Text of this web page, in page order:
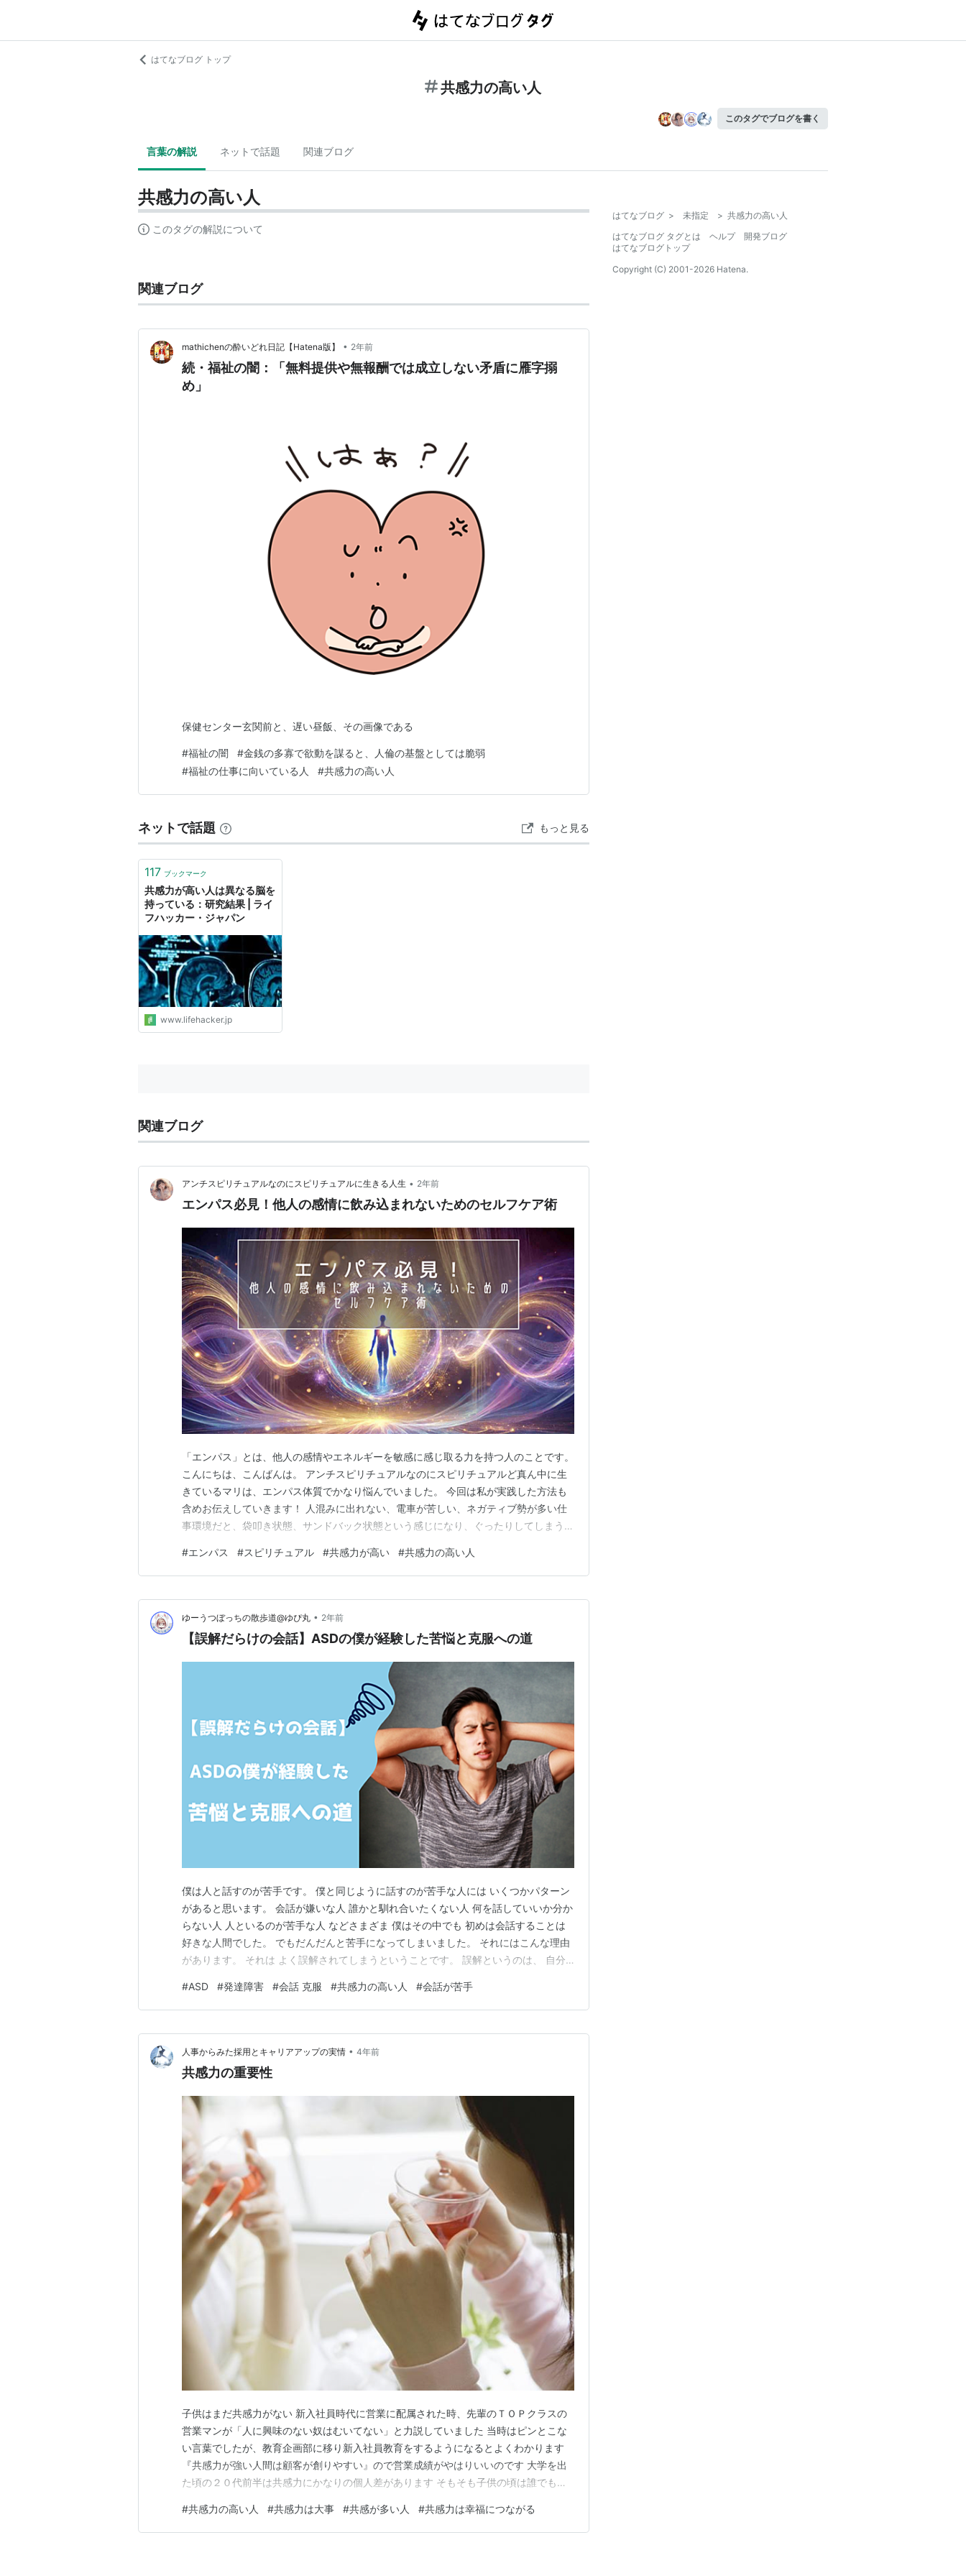
はてなブログ トップ
共感力の高い人
このタグでブログを書く
言葉の解説 ネットで話題 関連ブログ
共感力の高い人
このタグの解説について
関連ブログ
mathichenの酔いどれ日記【Hatena版】 • 2年前
続・福祉の闇：「無料提供や無報酬では成立しない矛盾に雁字搦
め」
保健センター玄関前と、遅い昼飯、その画像である
#福祉の闇 #金銭の多寡で欲動を謀ると、人倫の基盤としては脆弱
#福祉の仕事に向いている人 #共感力の高い人
ネットで話題 もっと見る
117 ブックマーク
共感力が高い人は異なる脳を
持っている：研究結果 | ライ
フハッカー・ジャパン
www.lifehacker.jp
関連ブログ
アンチスピリチュアルなのにスピリチュアルに生きる人生 • 2年前
エンパス必見！他人の感情に飲み込まれないためのセルフケア術
「エンパス」とは、他人の感情やエネルギーを敏感に感じ取る力を持つ人のことです。
こんにちは、こんばんは。 アンチスピリチュアルなのにスピリチュアルど真ん中に生
きているマリは、エンパス体質でかなり悩んでいました。 今回は私が実践した方法も
含めお伝えしていきます！ 人混みに出れない、電車が苦しい、ネガティブ勢が多い仕
事環境だと、袋叩き状態、サンドバック状態という感じになり、ぐったりしてしまうの
んです。 私はアーニャのように言葉までは聞こえませんが、能力には個人差があるの
で聞こえてしまう人もいるかもしれませんね。。…
#エンパス #スピリチュアル #共感力が高い #共感力の高い人
ゆーうつぼっちの散歩道@ゆぴ丸 • 2年前
【誤解だらけの会話】ASDの僕が経験した苦悩と克服への道
僕は人と話すのが苦手です。 僕と同じように話すのが苦手な人には いくつかパターン
があると思います。 会話が嫌いな人 誰かと馴れ合いたくない人 何を話していいか分か
らない人 人といるのが苦手な人 などさまざま 僕はその中でも 初めは会話することは
好きな人間でした。 でもだんだんと苦手になってしまいました。 それにはこんな理由
があります。 それは よく誤解されてしまうということです。 誤解というのは、 自分
たきっかけです。 今回は 「会話がうまく伝えられない」という 僕が苦しんだ悩みにつ
いてをお話します。 【会話恐怖症…
#ASD #発達障害 #会話 克服 #共感力の高い人 #会話が苦手
人事からみた採用とキャリアアップの実情 • 4年前
共感力の重要性
子供はまだ共感力がない 新入社員時代に営業に配属された時、先輩のＴＯＰクラスの
営業マンが「人に興味のない奴はむいてない」と力説していました 当時はピンとこな
い言葉でしたが、教育企画部に移り新入社員教育をするようになるとよくわかります
『共感力が強い人間は顧客が創りやすい』ので営業成績がやはりいいのです 大学を出
た頃の２０代前半は共感力にかなりの個人差があります そもそも子供の頃は誰でも共
が勝ってしまう故にエスカレートしがちです 賢い子は早くから強い共感力を持ち合わ
せていたりしますが、大概は少しづつ身につけていきます …
#共感力の高い人 #共感力は大事 #共感が多い人 #共感力は幸福につながる
はてなブログ > 未指定 > 共感力の高い人
はてなブログ タグとは
ヘルプ
開発ブログ
はてなブログトップ
Copyright (C) 2001-2026 Hatena.